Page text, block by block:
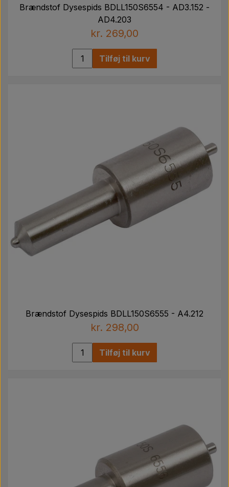
Brændstof Dysespids BDLL150S6554 - AD3.152 -
AD4.203
kr. 269,00
Tilføj til kurv
Brændstof Dysespids BDLL150S6555 - A4.212
kr. 298,00
Tilføj til kurv